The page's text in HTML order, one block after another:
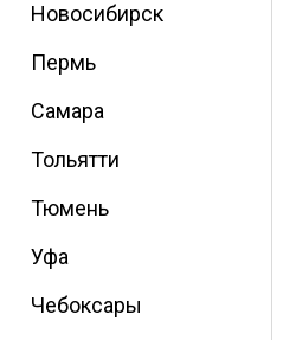
Новосибирск
Пермь
Самара
Тольятти
Тюмень
Уфа
Чебоксары